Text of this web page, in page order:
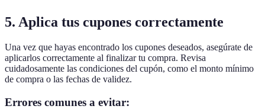
5. Aplica tus cupones correctamente
Una vez que hayas encontrado los cupones deseados, asegúrate de
aplicarlos correctamente al finalizar tu compra. Revisa
cuidadosamente las condiciones del cupón, como el monto mínimo
de compra o las fechas de validez.
Errores comunes a evitar: